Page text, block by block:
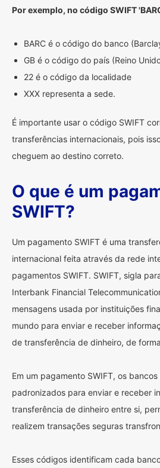
Por exemplo, no código SWIFT
BARC é o código do banco
GB é o código do país (Reino
22 é o código da localidade
XXX representa a sede.
É importante usar o código SWIFT
transferências internacionais, pois
cheguem ao destino correto.
O que é um
SWIFT?
Um pagamento SWIFT é uma
internacional feita através da rede
pagamentos SWIFT. SWIFT, sigla
Interbank Financial
mensagens usada por instituições
mundo para enviar e receber
de transferência de dinheiro, de
Em um pagamento SWIFT, os
padronizados para enviar e receber
transferência de dinheiro entre si,
realizem transações seguras
Esses códigos identificam cada